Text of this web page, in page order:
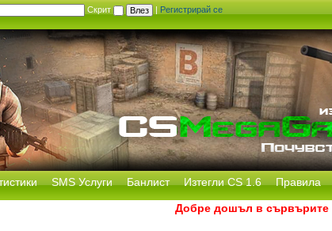
Скрит | Регистрирай се
SMS Услуги Банлист Изтегли CS 1.6 Правила
Добре дошъл в сървърите